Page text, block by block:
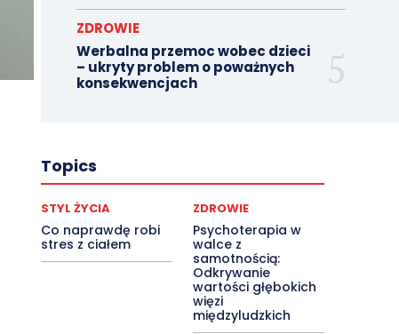
ZDROWIE
Werbalna przemoc wobec dzieci
– ukryty problem o poważnych
konsekwencjach
Topics
STYL ŻYCIA
Co naprawdę robi
stres z ciałem
ZDROWIE
Psychoterapia w
walce z
samotnością:
Odkrywanie
wartości głębokich
więzi
międzyludzkich